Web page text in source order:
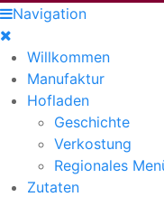
Navigation
Willkommen
Manufaktur
Hofladen
Geschichte
Verkostung
Regionales
Zutaten